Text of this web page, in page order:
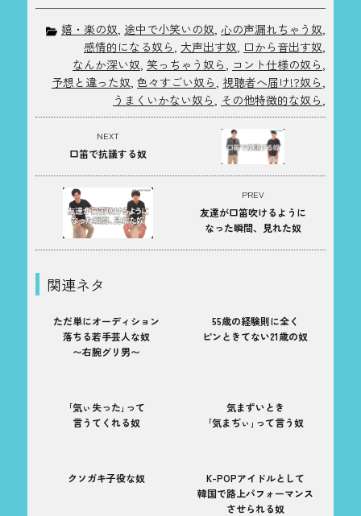
嬉・楽の奴, 途中で小笑いの奴, 心の声漏れちゃう奴,
感情的になる奴ら, 大声出す奴, 口から音出す奴,
なんか深い奴, 笑っちゃう奴ら, コント仕様の奴ら,
予想と違った奴, 色々すごい奴ら, 視聴者へ届け!?奴ら,
うまくいかない奴ら, その他特徴的な奴ら,
PREV
友達が口笛吹けるように
なった瞬間、見れた奴
NEXT
口笛で抗議する奴
関連ネタ
ただ単にオーディション
落ちる若手芸人な奴
〜右腕グリ男〜
55歳の経験則に全く
ピンときてない21歳の奴
｢気ぃ失った｣って
言うてくれる奴
気まずいとき
｢気まぢぃ｣って言う奴
クソガキ子役な奴
K-POPアイドルとして
韓国で路上パフォーマンス
させられる奴